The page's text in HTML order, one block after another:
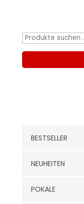
Suchen
BESTSELLER
NEUHEITEN
POKALE